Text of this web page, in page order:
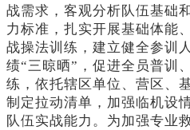
战需求，客观分析队伍基础
力标准，扎实开展基础体能
战操法训练，建立健全参训
绩“三晾晒”，促进全员普训
练，依托辖区单位、营区、
制定拉动清单，加强临机设
队伍实战能力。为加强专业